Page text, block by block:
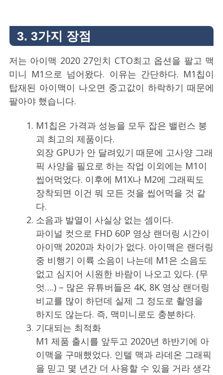
3. 3가지 장점
저는 아이맥 2020 27인치 CTO최고 옵션을 팔고 맥
미니 M1으로 넘어왔다. 이유는 간단하다. M1칩이
탑재된 아이맥이 나오면 중고값이 하락하기 때문에
팔아야 했습니다.
M1칩은 가격과 성능을 모두 잡은 밸런스 붕
괴 최고의 제품이다.
외장 GPU가 안 달려있기 때문에 고사양 그래
픽 사양을 필요로 하는 작업 이외에는 M1이
씹어먹었다. 이후에 M1X나 M2에 그래픽도
장착되면 이건 뭐 모든 것을 씹어먹을 것 같
다.
소음과 발열이 사실상 없는 셈이다.
파이널 컷으로 FHD 60P 영상 랜더링 시간이
아이맥 2020과 차이가 없다. 아이맥은 랜더링
중 비행기 이륙 소음이 나는데 M1은 소음도
없고 심지어 시원한 바람이 나오고 있다. (무
엇….) – 많은 유튜버들은 4K, 8K 영상 랜더링
비교를 많이 하던데 실제 그 정도로 촬영을
하지도 않는다. 즉, 맥미니로도 충분하다.
기대되는 최적화
M1 제품 출시를 앞두고 2020년 하반기에 아
이맥을 구매했었다. 인텔 맥과 라데온 그래픽
을 믿고 몇 년간 더 사용할 수 있을 거라 생각